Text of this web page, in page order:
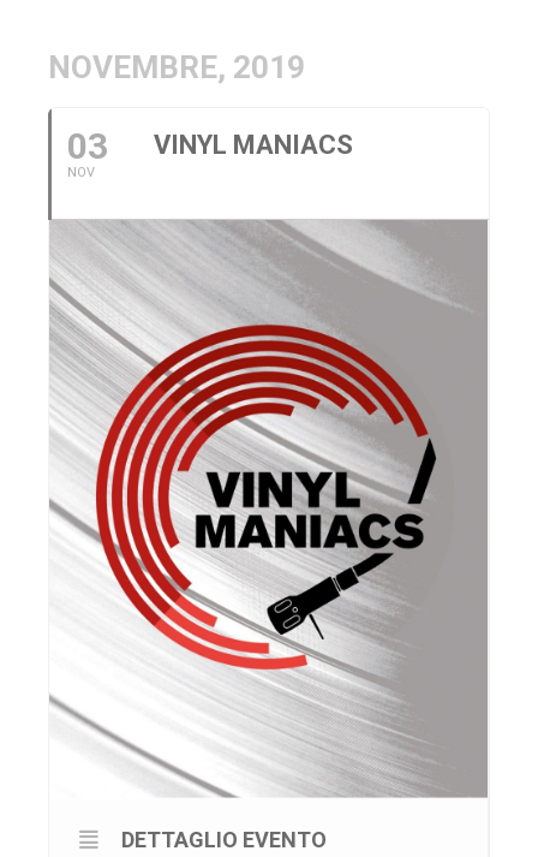
NOVEMBRE, 2019
03
NOV
VINYL MANIACS
DETTAGLIO EVENTO